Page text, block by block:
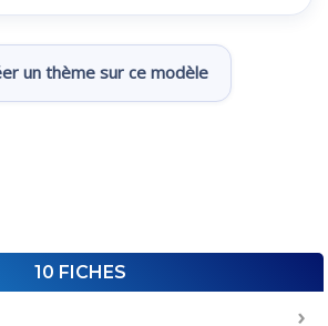
un thème sur ce modèle
10 FICHES